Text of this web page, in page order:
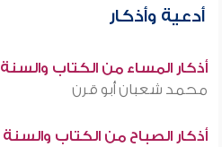
أدعية وأذكار
أذكار المساء من الكتاب والسنة
محمد شعبان أبو قرن
أذكار الصباح من الكتاب والسنة